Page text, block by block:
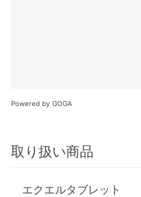
Powered by GOGA
取り扱い商品
エクエルタブレット